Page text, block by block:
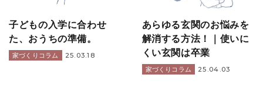
子どもの入学に合わせ
た、おうちの準備。
家づくりコラム 25.03.18
あらゆる玄関のお悩みを
解消する方法！｜使いに
くい玄関は卒業
家づくりコラム 25.04.03